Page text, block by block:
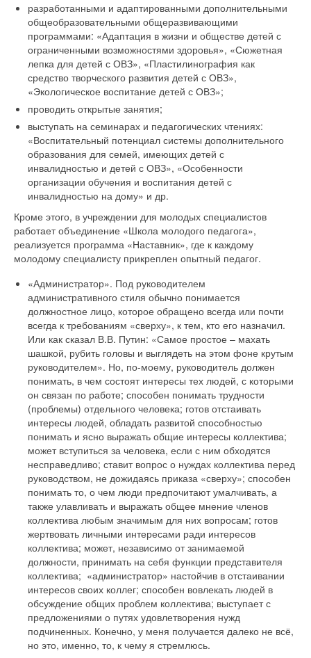
разработанными и адаптированными дополнительными
общеобразовательными общеразвивающими
программами: «Адаптация в жизни и обществе детей с
ограниченными возможностями здоровья», «Сюжетная
лепка для детей с ОВЗ», «Пластилинография как
средство творческого развития детей с ОВЗ»,
«Экологическое воспитание детей с ОВЗ»;
проводить открытые занятия;
выступать на семинарах и педагогических чтениях:
«Воспитательный потенциал системы дополнительного
образования для семей, имеющих детей с
инвалидностью и детей с ОВЗ», «Особенности
организации обучения и воспитания детей с
инвалидностью на дому» и др.
Кроме этого, в учреждении для молодых специалистов
работает объединение «Школа молодого педагога»,
реализуется программа «Наставник», где к каждому
молодому специалисту прикреплен опытный педагог.
«Администратор». Под руководителем
административного стиля обычно понимается
должностное лицо, которое обращено всегда или почти
всегда к требованиям «сверху», к тем, кто его назначил.
Или как сказал В.В. Путин: «Самое простое – махать
шашкой, рубить головы и выглядеть на этом фоне крутым
руководителем». Но, по-моему, руководитель должен
понимать, в чем состоят интересы тех людей, с которыми
он связан по работе; способен понимать трудности
(проблемы) отдельного человека; готов отстаивать
интересы людей, обладать развитой способностью
понимать и ясно выражать общие интересы коллектива;
может вступиться за человека, если с ним обходятся
несправедливо; ставит вопрос о нуждах коллектива перед
руководством, не дожидаясь приказа «сверху»; способен
понимать то, о чем люди предпочитают умалчивать, а
также улавливать и выражать общее мнение членов
коллектива любым значимым для них вопросам; готов
жертвовать личными интересами ради интересов
коллектива; может, независимо от занимаемой
должности, принимать на себя функции представителя
коллектива; «администратор» настойчив в отстаивании
интересов своих коллег; способен вовлекать людей в
обсуждение общих проблем коллектива; выступает с
предложениями о путях удовлетворения нужд
подчиненных. Конечно, у меня получается далеко не всё,
но это, именно, то, к чему я стремлюсь.